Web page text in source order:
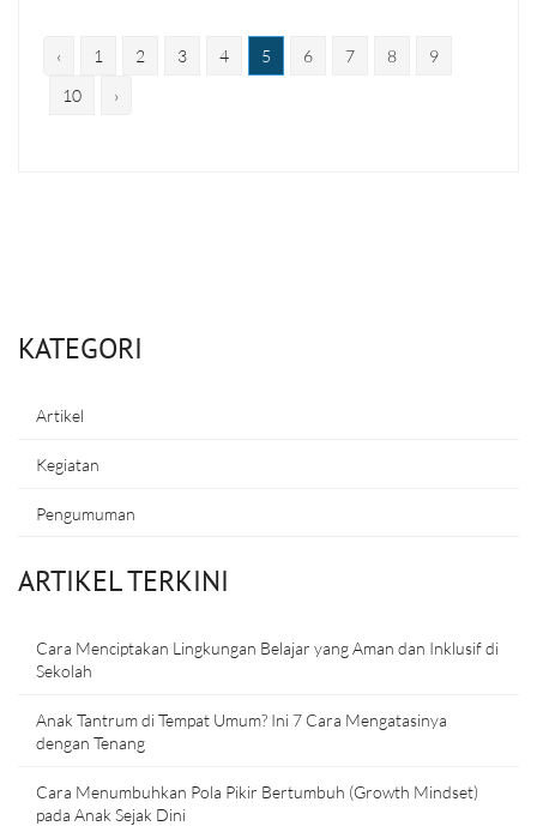
‹ 1 2 3 4 5 6 7 8
9
10
›
KATEGORI
Artikel
Kegiatan
Pengumuman
ARTIKEL TERKINI
Cara Menciptakan Lingkungan Belajar yang Aman dan Inklusif di
Sekolah
Anak Tantrum di Tempat Umum? Ini 7 Cara Mengatasinya
dengan Tenang
Cara Menumbuhkan Pola Pikir Bertumbuh (Growth Mindset)
pada Anak Sejak Dini